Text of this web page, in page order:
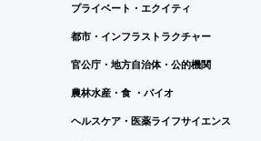
プライベート・エクイティ
都市・インフラストラクチャー
官公庁・地方自治体・公的機関
農林水産・食 ・バイオ
ヘルスケア・医薬ライフサイエンス